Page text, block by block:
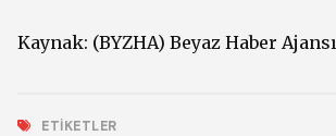
Kaynak: (BYZHA) Beyaz Haber Ajansı
ETIKETLER